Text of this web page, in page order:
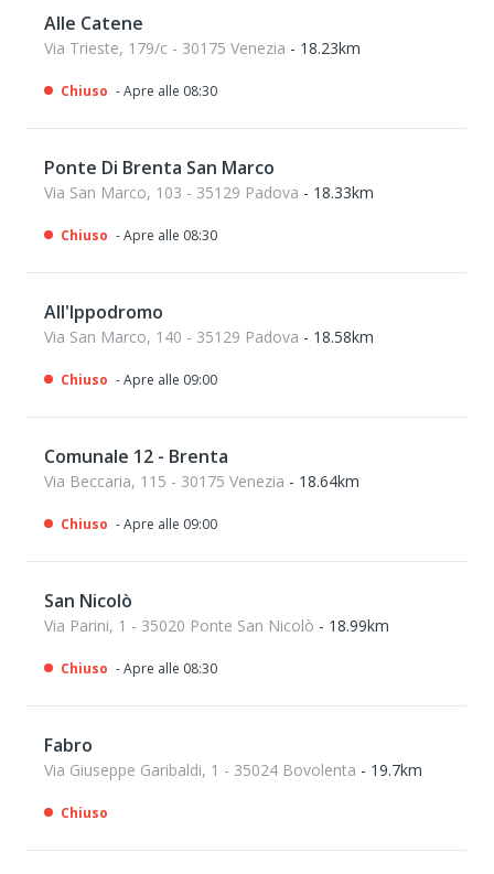
Alle Catene
Via Trieste, 179/c - 30175 Venezia - 18.23km
Chiuso - Apre alle 08:30
Ponte Di Brenta San Marco
Via San Marco, 103 - 35129 Padova - 18.33km
Chiuso - Apre alle 08:30
All'Ippodromo
Via San Marco, 140 - 35129 Padova - 18.58km
Chiuso - Apre alle 09:00
Comunale 12 - Brenta
Via Beccaria, 115 - 30175 Venezia - 18.64km
Chiuso - Apre alle 09:00
San Nicolò
Via Parini, 1 - 35020 Ponte San Nicolò - 18.99km
Chiuso - Apre alle 08:30
Fabro
Via Giuseppe Garibaldi, 1 - 35024 Bovolenta - 19.7km
Chiuso